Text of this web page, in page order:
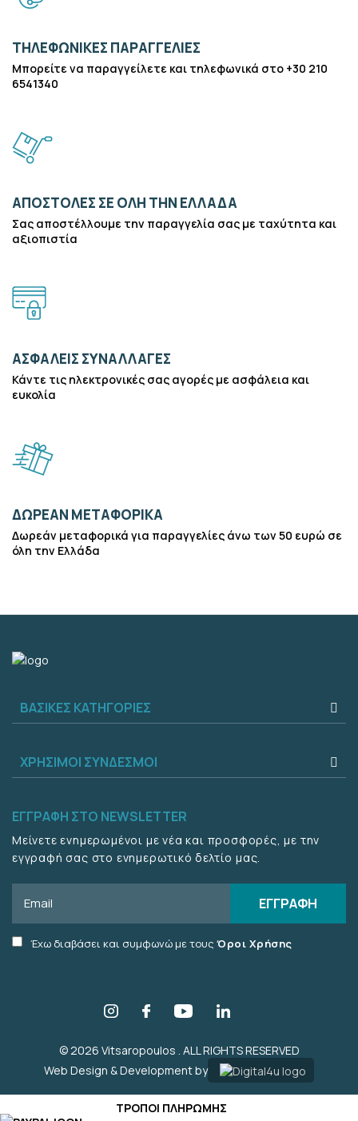
ΤΗΛΕΦΩΝΙΚΕΣ ΠΑΡΑΓΓΕΛΙΕΣ
Μπορείτε να παραγγείλετε και τηλεφωνικά στο +30 210
6541340
ΑΠΟΣΤΟΛΕΣ ΣΕ ΟΛΗ ΤΗΝ ΕΛΛΑΔΑ
Σας αποστέλλουμε την παραγγελία σας με ταχύτητα και
αξιοπιστία
ΑΣΦΑΛΕΙΣ ΣΥΝΑΛΛΑΓΕΣ
Κάντε τις ηλεκτρονικές σας αγορές με ασφάλεια και
ευκολία
ΔΩΡΕΑΝ ΜΕΤΑΦΟΡΙΚΑ
Δωρεάν μεταφορικά για παραγγελίες άνω των 50 ευρώ σε
όλη την Ελλάδα
ΒΑΣΙΚΕΣ ΚΑΤΗΓΟΡΙΕΣ
ΧΡΗΣΙΜΟΙ ΣΥΝΔΕΣΜΟΙ
ΕΓΓΡΑΦΗ ΣΤΟ NEWSLETTER
Μείνετε ενημερωμένοι με νέα και προσφορές, με την
εγγραφή σας στο ενημερωτικό δελτίο μας.
ΕΓΓΡΑΦΗ
AcceptΈχω διαβάσει και συμφωνώ με τους Όροι Χρήσης
© 2026 Vitsaropoulos . ALL RIGHTS RESERVED
Web Design & Development by
ΤΡΟΠΟΙ ΠΛΗΡΩΜΗΣ